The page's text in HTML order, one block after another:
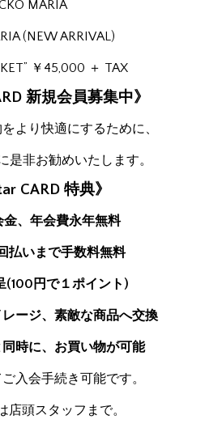
MARIA
(NEW ARRIVAL)
￥45,000 ＋ TAX
新規会員募集中》
より快適にするために、
非お勧めいたします。
CARD 特典》
、年会費永年無料
払いまで手数料無料
円で１ポイント)
ージ、素敵な商品へ交換
時に、お買い物が可能
入会手続き可能です。
店頭スタッフまで。